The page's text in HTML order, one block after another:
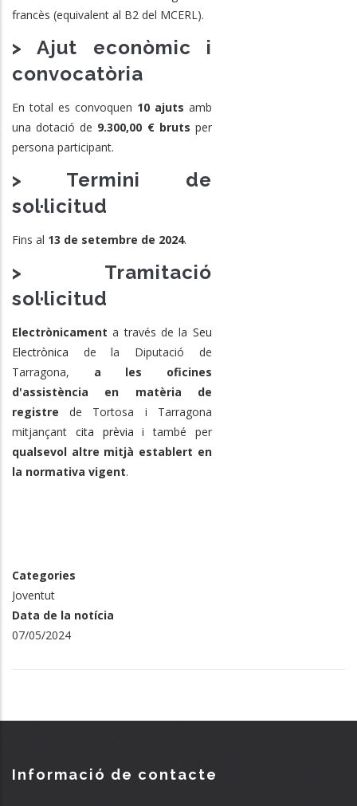
francès (equivalent al B2 del MCERL).
> Ajut econòmic i
convocatòria
En total es convoquen 10 ajuts amb
una dotació de 9.300,00 € bruts per
persona participant.
> Termini de
sol·licitud
Fins al 13 de setembre de 2024.
> Tramitació
sol·licitud
Electrònicamenta través de la Seu
Electrònica de la Diputació de
Tarragona, a les oficines
d'assistència en matèria de
registre de Tortosa i Tarragona
mitjançant cita prèvia i també per
qualsevol altre mitjà establert en
la normativa vigent.
Categories
Joventut
Data de la notícia
07/05/2024
Informació de contacte